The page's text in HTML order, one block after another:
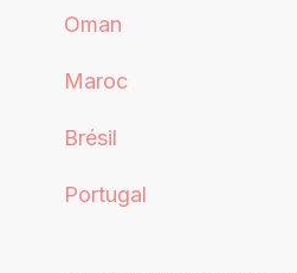
Oman
Maroc
Brésil
Portugal